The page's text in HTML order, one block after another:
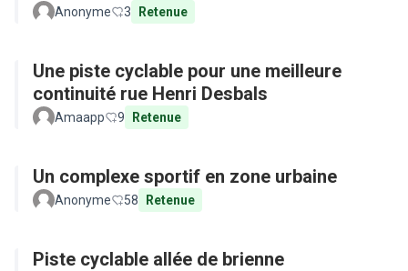
Anonyme 3 Retenue
Une piste cyclable pour une meilleure
continuité rue Henri Desbals
Amaapp 9 Retenue
Un complexe sportif en zone urbaine
Anonyme 58 Retenue
Piste cyclable allée de brienne